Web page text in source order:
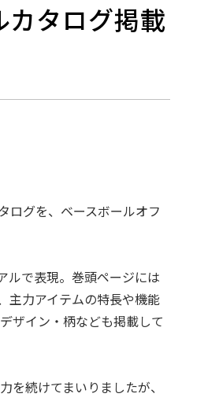
タログ掲載
ログを、ベースボールオフ
ルで表現。巻頭ページには
主⼒アイテムの特⻑や機能
ザイン・柄なども掲載して
続けてまいりましたが、